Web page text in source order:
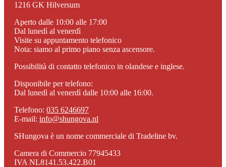
1216 GK Hilversum
Aperto dalle 10:00 alle 17:00
Dal lunedì al venerdì
Visite su appuntamento telefonico
Nota: siamo al primo piano senza ascensore.
Possibilità di contatto telefonico in olandese e inglese.
Disponibile per telefono:
Dal lunedì al venerdì dalle 10:00 alle 16:00.
Telefono: 035 6246697
E-mail: info@shungova.nl
SHungova è un nome commerciale di Tradeline bv.
Camera di Commercio 77945433
IVA NL8141.53.422.B01